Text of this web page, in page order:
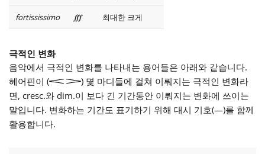
fortississimo fff 최대한 크게
극적인 변화
음악에서 극적인 변화를 나타내는 용어들은 아래와 같습니다.
헤어핀이 (
) 몇 마디들에 걸쳐 이뤄지는 극적인 변화라
면, cresc.와 dim.이 보다 긴 기간동안 이뤄지는 변화에 쓰이는
말입니다. 변화하는 기간도 표기하기 위해 대시 기호(—)를 함께
활용합니다.